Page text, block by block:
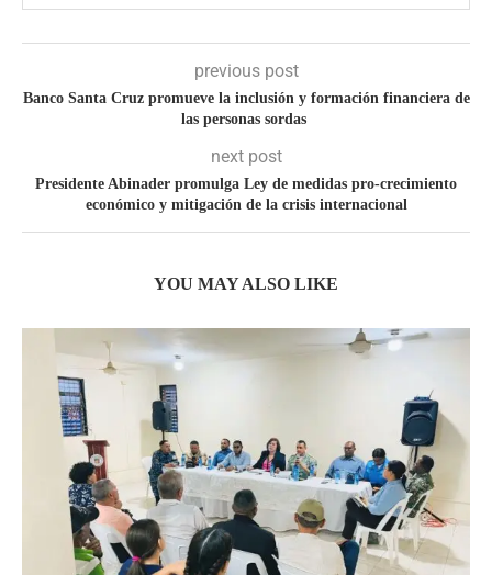
previous post
Banco Santa Cruz promueve la inclusión y formación financiera de
las personas sordas
next post
Presidente Abinader promulga Ley de medidas pro-crecimiento
económico y mitigación de la crisis internacional
YOU MAY ALSO LIKE